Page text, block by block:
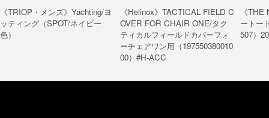
《TRIOP・メンズ》Yachting/ヨ
ッティング（SPOT/ネイビー
色）
《Helinox》TACTICAL FIELD C
OVER FOR CHAIR ONE/タク
ティカルフィールドカバーフォ
ーチェアワン用（197550380010
00）#H-ACC
《
ートー
507）